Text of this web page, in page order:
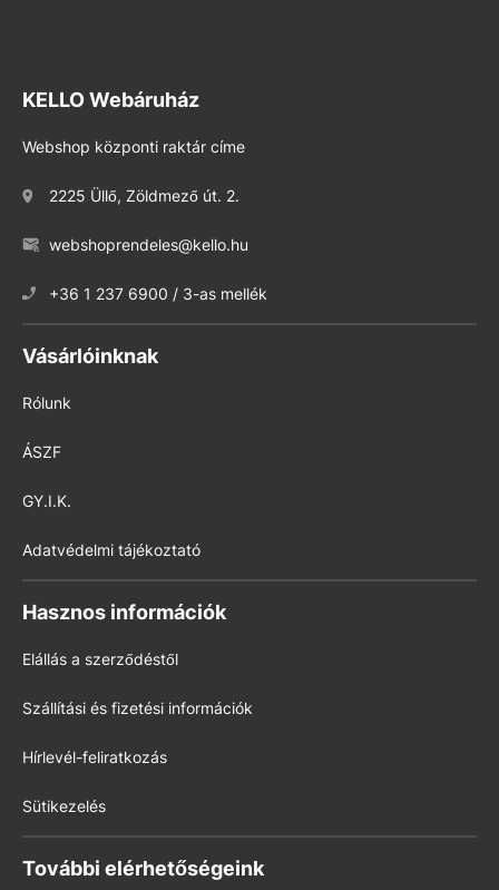
KELLO Webáruház
Webshop központi raktár címe
2225 Üllő, Zöldmező út. 2.
webshoprendeles@kello.hu
+36 1 237 6900 / 3-as mellék
Vásárlóinknak
Rólunk
ÁSZF
GY.I.K.
Adatvédelmi tájékoztató
Hasznos információk
Elállás a szerződéstől
Szállítási és fizetési információk
Hírlevél-feliratkozás
Sütikezelés
További elérhetőségeink